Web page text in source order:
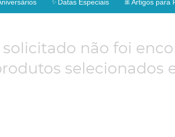
Datas Especiais Artigos para
não foi
selecionados